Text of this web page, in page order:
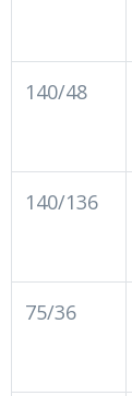
140/48
140/136
75/36